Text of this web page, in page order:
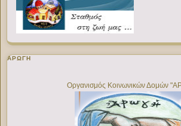
ΑΡΩΓΗ
Οργανισμός Κοινωνικών Δομών